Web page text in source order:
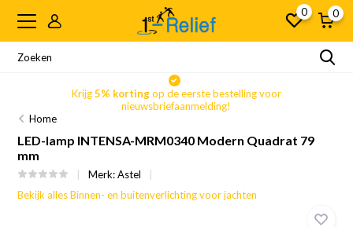
0 0
Krijg5% kortingop de eerste bestelling voor
nieuwsbriefaanmelding!
Home
LED-lamp INTENSA-MRM0340 Modern Quadrat 79
mm
Merk:Astel
Bekijk alles Binnen- en buitenverlichting voor jachten